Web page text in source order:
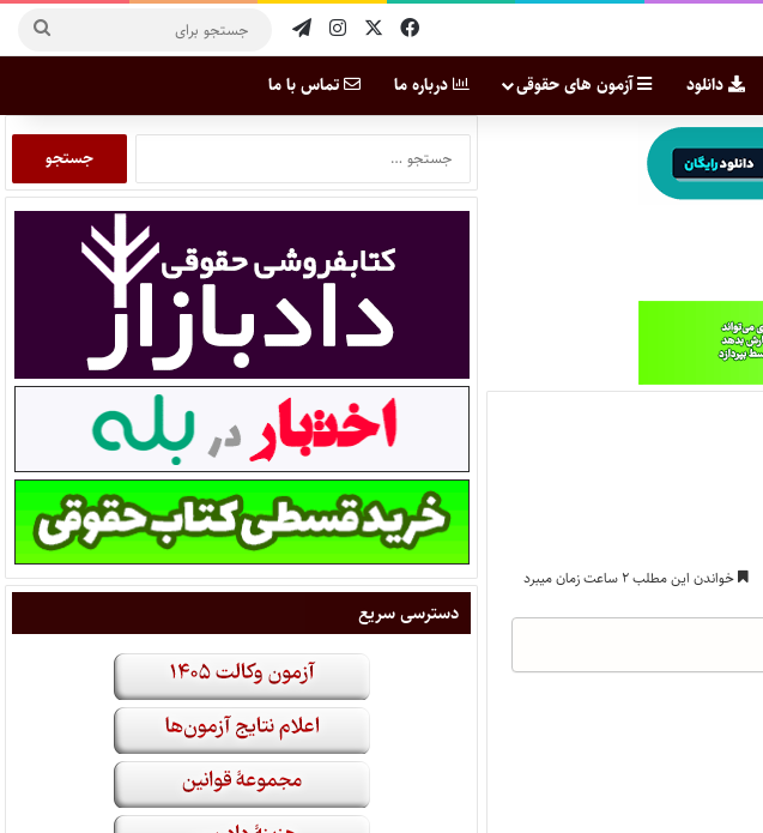
دانلود آزمون های حقوقی درباره ما تماس با ما
خواندن این مطلب ۲ ساعت زمان میبرد
دسترسی سریع